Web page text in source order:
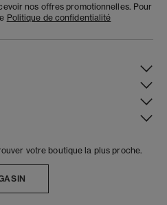
nos offres promotionnelles. Pour
Politique de confidentialité
votre boutique la plus proche.